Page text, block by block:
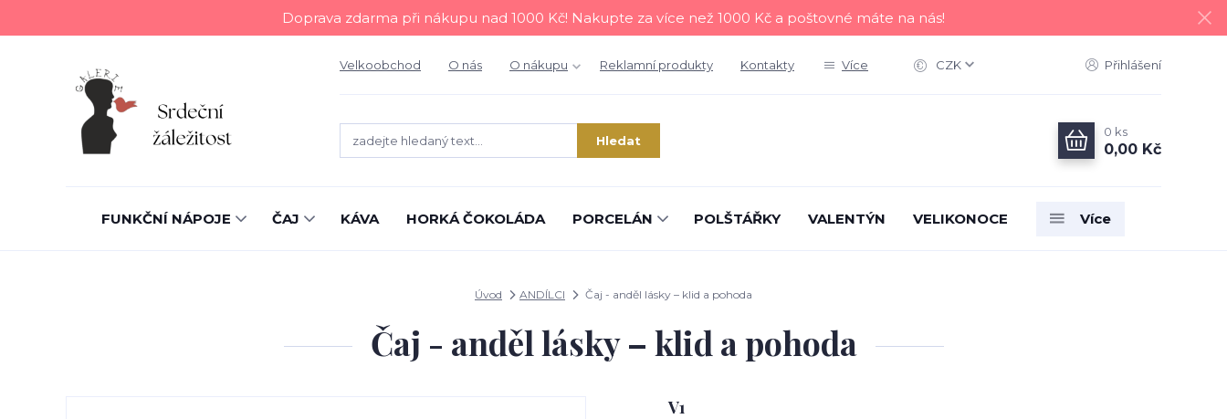
Doprava zdarma při nákupu nad 1000 Kč! Nakupte za více než 1000 Kč a poštovné máte na nás!
Velkoobchod O nás O nákupu Reklamní produkty Kontakty Více CZK Přihlášení
Hledat
0 ks
0,00 Kč
FUNKČNÍ NÁPOJE ČAJ KÁVA HORKÁ ČOKOLÁDA PORCELÁN POLŠTÁŘKY VALENTÝN VELIKONOCE Více
Úvod ANDÍLCI Čaj - anděl lásky – klid a pohoda
Čaj - anděl lásky – klid a pohoda
V1